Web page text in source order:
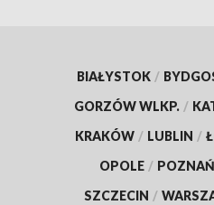
BIAŁYSTOK /
GORZÓW WLKP. /
KRAKÓW / LUBLIN /
OPOLE / POZNAŃ
SZCZECIN /